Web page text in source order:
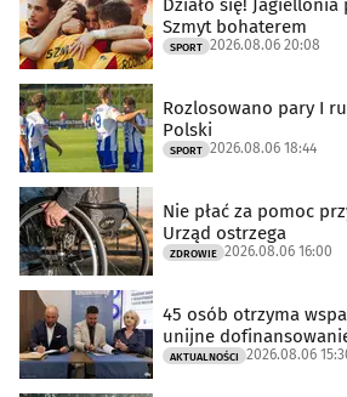
Działo się! Jagiellonia
Szmyt bohaterem
SPORT 2026.08.06 20:08
Rozlosowano pary I
Polski
SPORT 2026.08.06 18:44
Nie płać za pomoc
Urząd ostrzega
ZDROWIE 2026.08.06 16:00
45 osób otrzyma
unijne
AKTUALNOŚCI 2026.08.06